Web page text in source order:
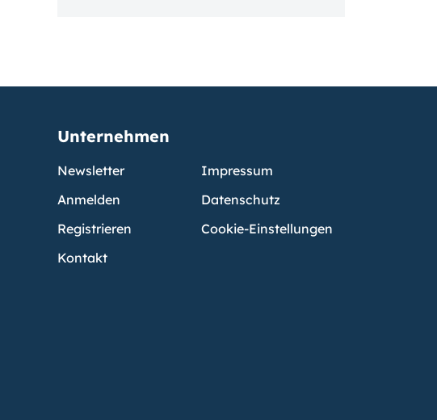
Unternehmen
Newsletter
Anmelden
Registrieren
Kontakt
Impressum
Datenschutz
Cookie-Einstellungen